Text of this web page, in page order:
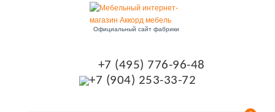
Официальный сайт фабрики
+7 (495) 776-96-48
+7 (904) 253-33-72